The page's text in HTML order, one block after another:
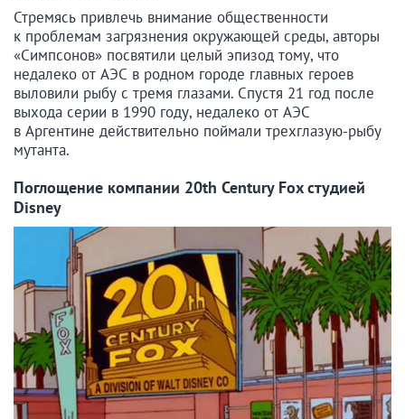
Стремясь привлечь внимание общественности
к проблемам загрязнения окружающей среды, авторы
«Симпсонов» посвятили целый эпизод тому, что
недалеко от АЭС в родном городе главных героев
выловили рыбу с тремя глазами. Спустя 21 год после
выхода серии в 1990 году, недалеко от АЭС
в Аргентине действительно поймали трехглазую-рыбу
мутанта.
Поглощение компании 20th Century Fox студией
Disney